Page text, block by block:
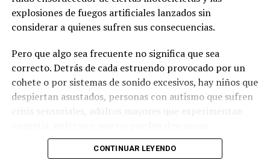
MARIA ROSARIO SANCHEZ BUCLE
ANGEL BENITO CABRERA TORRES
ADRIANO MARIA ROMERO ALEMAN
LUIS CRISTOBAL UNUP NARANKAS
en su domicilio señalado en la petición inicial; y a los
usuarios desconocidos y presuntos mediante la fijación
explosiones de fuegos artificiales lanzados sin
considerar a quienes sufren sus consecuencias.
Pero que algo sea frecuente no significa que sea
correcto. Detrás de cada estruendo provocado por un
cohete o por sistemas de sonido excesivos, hay niños que
despiertan asustados, personas con autismo que sufren
crisis sensoriales, adultos mayores que experimentan
estudiantes que no logran concentrarse y animales que
viven momentos de verdadero terror.
CONTINUAR LEYENDO